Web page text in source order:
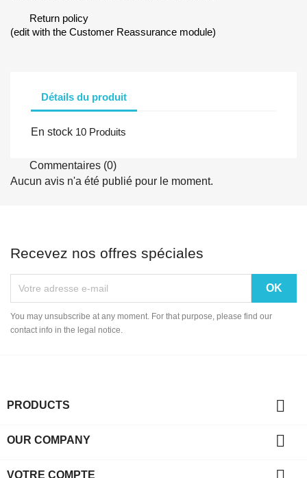
Return policy
(edit with the Customer Reassurance module)
Détails du produit
En stock 10 Produits
Commentaires (0)
Aucun avis n'a été publié pour le moment.
Recevez nos offres spéciales
You may unsubscribe at any moment. For that purpose, please find our
contact info in the legal notice.
PRODUCTS 
OUR COMPANY 
VOTRE COMPTE